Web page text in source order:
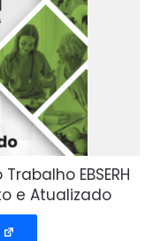
EBSERH
e Atualizado